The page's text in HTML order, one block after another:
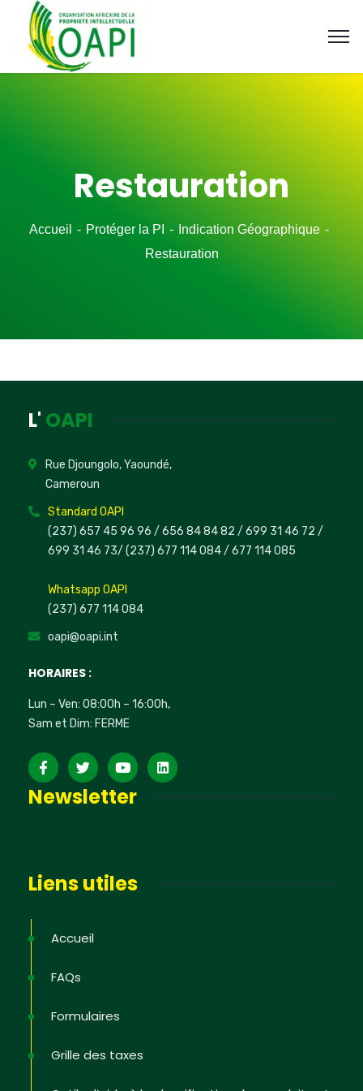
Restauration
Accueil Protéger la PI
Indication Géographique
Restauration
L' OAPI
Rue Djoungolo, Yaoundé,
Cameroun
Standard OAPI
(237) 657 45 96 96 / 656 84 84 82 / 699 31 46 72 /
699 31 46 73/ (237) 677 114 084 / 677 114 085
Whatsapp OAPI
(237) 677 114 084
oapi@oapi.int
HORAIRES :
Lun – Ven: 08:00h – 16:00h,
Sam et Dim: FERME
Newsletter
Liens utiles
Accueil
FAQs
Formulaires
Grille des taxes